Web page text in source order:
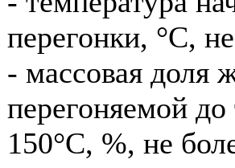
перегонки, °С,
- массовая доля
перегоняемой
150°С, %, не